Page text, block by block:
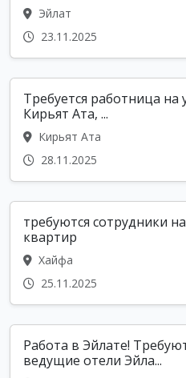
Эйлат
23.11.2025
Требуется работница
Кирьят Ата, ...
Кирьят Ата
28.11.2025
требуются сотрудники
квартир
Хайфа
25.11.2025
Работа в Эйлате!
ведущие отели Эйла...